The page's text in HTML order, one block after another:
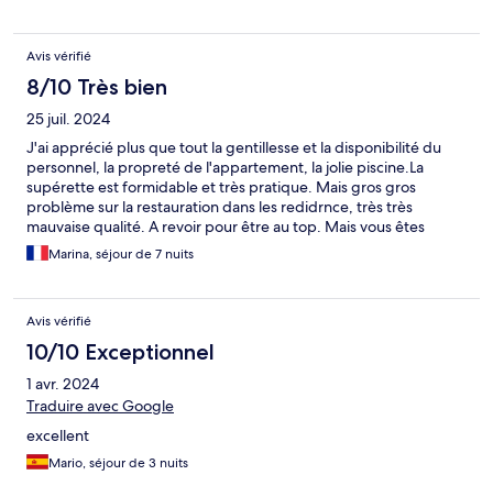
Avis vérifié
8/10 Très bien
25 juil. 2024
J'ai apprécié plus que tout la gentillesse et la disponibilité du
personnel, la propreté de l'appartement, la jolie piscine.La
supérette est formidable et très pratique. Mais gros gros
problème sur la restauration dans les redidrnce, très très
mauvaise qualité. A revoir pour être au top. Mais vous êtes
formidable
Marina, séjour de 7 nuits
Avis vérifié
10/10 Exceptionnel
1 avr. 2024
Traduire avec Google
excellent
Mario, séjour de 3 nuits